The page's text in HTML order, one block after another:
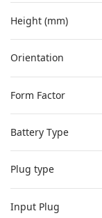
Height (mm)
Orientation
Form Factor
Battery Type
Plug type
Input Plug